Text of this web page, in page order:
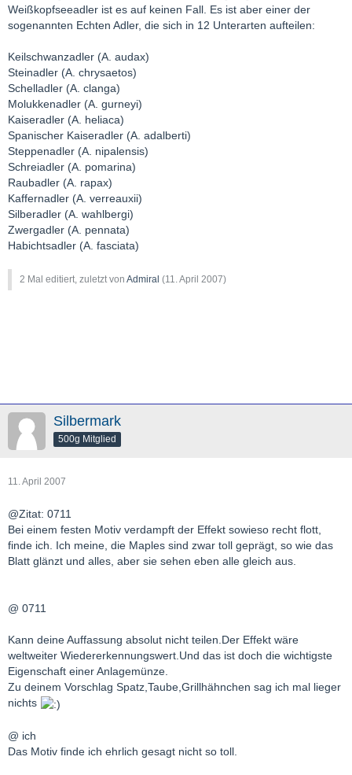
Weißkopfseeadler ist es auf keinen Fall. Es ist aber einer der
sogenannten Echten Adler, die sich in 12 Unterarten aufteilen:
Keilschwanzadler (A. audax)
Steinadler (A. chrysaetos)
Schelladler (A. clanga)
Molukkenadler (A. gurneyi)
Kaiseradler (A. heliaca)
Spanischer Kaiseradler (A. adalberti)
Steppenadler (A. nipalensis)
Schreiadler (A. pomarina)
Raubadler (A. rapax)
Kaffernadler (A. verreauxii)
Silberadler (A. wahlbergi)
Zwergadler (A. pennata)
Habichtsadler (A. fasciata)
2 Mal editiert, zuletzt von Admiral (11. April 2007)
Silbermark
500g Mitglied
11. April 2007
@Zitat: 0711
Bei einem festen Motiv verdampft der Effekt sowieso recht flott,
finde ich. Ich meine, die Maples sind zwar toll geprägt, so wie das
Blatt glänzt und alles, aber sie sehen eben alle gleich aus.
@ 0711
Kann deine Auffassung absolut nicht teilen.Der Effekt wäre
weltweiter Wiedererkennungswert.Und das ist doch die wichtigste
Eigenschaft einer Anlagemünze.
Zu deinem Vorschlag Spatz,Taube,Grillhähnchen sag ich mal lieger
nichts
@ ich
Das Motiv finde ich ehrlich gesagt nicht so toll.